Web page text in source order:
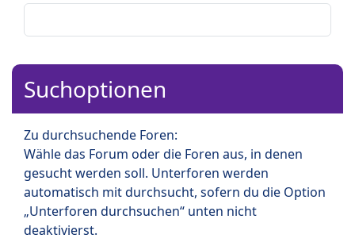
Suchoptionen
Zu durchsuchende Foren:
Wähle das Forum oder die Foren aus, in denen
gesucht werden soll. Unterforen werden
automatisch mit durchsucht, sofern du die Option
„Unterforen durchsuchen“ unten nicht
deaktivierst.